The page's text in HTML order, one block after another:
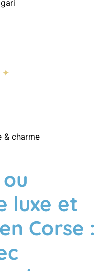
✦
& charme
luxe et
Corse :